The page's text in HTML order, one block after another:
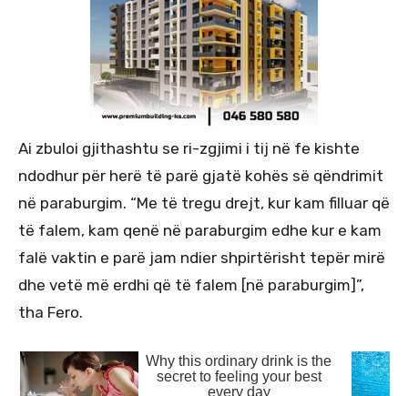
Ai zbuloi gjithashtu se ri-zgjimi i tij në fe kishte
ndodhur për herë të parë gjatë kohës së qëndrimit
në paraburgim. “Me të tregu drejt, kur kam filluar që
të falem, kam qenë në paraburgim edhe kur e kam
falë vaktin e parë jam ndier shpirtërisht tepër mirë
dhe vetë më erdhi që të falem [në paraburgim]”,
tha Fero.